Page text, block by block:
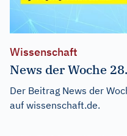
Wissenschaft
News der Woche
Der Beitrag News der
auf wissenschaft.de.